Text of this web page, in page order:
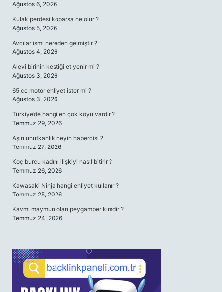
Ağustos 6, 2026
Kulak perdesi koparsa ne olur ?
Ağustos 5, 2026
Avcılar ismi nereden gelmiştir ?
Ağustos 4, 2026
Alevi birinin kestiği et yenir mi ?
Ağustos 3, 2026
65 cc motor ehliyet ister mi ?
Ağustos 3, 2026
Türkiye’de hangi en çok köyü vardır ?
Temmuz 29, 2026
Aşırı unutkanlık neyin habercisi ?
Temmuz 27, 2026
Koç burcu kadını ilişkiyi nasıl bitirir ?
Temmuz 26, 2026
Kawasaki Ninja hangi ehliyet kullanır ?
Temmuz 25, 2026
Kavmi maymun olan peygamber kimdir ?
Temmuz 24, 2026